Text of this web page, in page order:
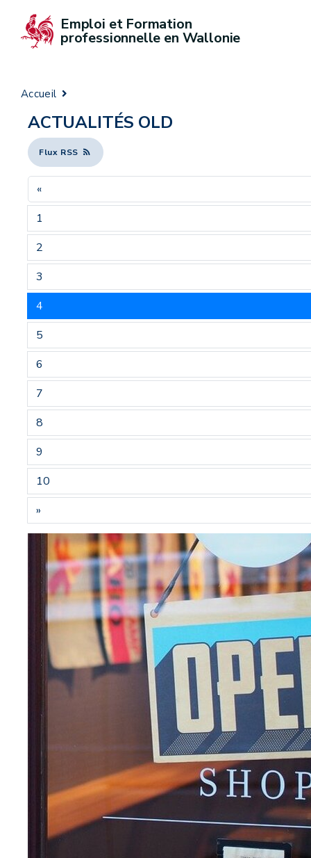
Emploi et Formation
professionnelle en Wallonie
Accueil
ACTUALITÉS OLD
Flux RSS
«
1
2
3
4
5
6
7
8
9
10
»